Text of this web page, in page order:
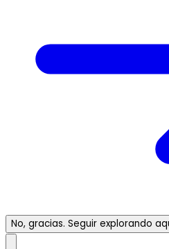
No, gracias. Seguir explorando